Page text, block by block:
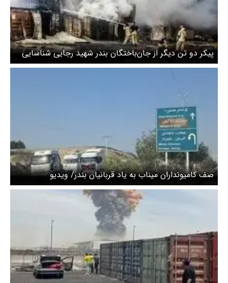
پیکر دو تن دیگر از جان‌باختگان بندر شهید رجایی شناسایی
شد
صف کامیونداران میناب به یاد قربانیان بندر/ ویدیو